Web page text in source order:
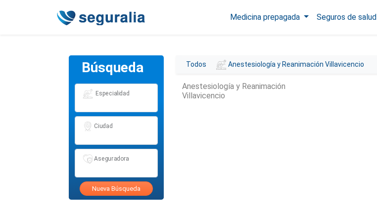
Medicina prepagada Seguros de salud
Búsqueda
Especialidad
Ciudad
Aseguradora
Nueva Búsqueda
Todos Anestesiología y Reanimación Villavicencio
Anestesiología y Reanimación
Villavicencio